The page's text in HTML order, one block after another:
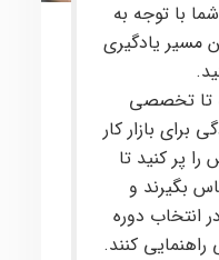
از موبایل در
افزایش یافته
با توجه به
مسیر یادگیری
تا تخصصی
برای بازار کار
پر کنید تا
بگیرند و
انتخاب دوره
کنند.